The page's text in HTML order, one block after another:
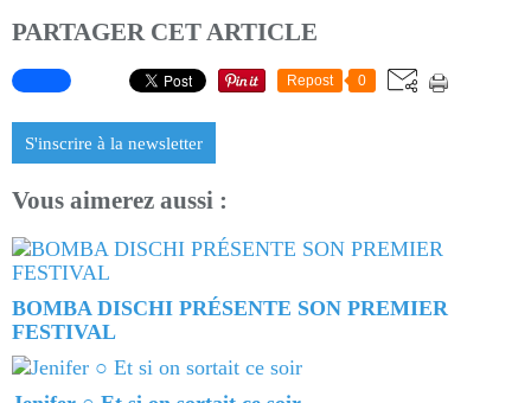
PARTAGER CET ARTICLE
Repost 0
S'inscrire à la newsletter
Vous aimerez aussi :
BOMBA DISCHI PRÉSENTE SON PREMIER
FESTIVAL